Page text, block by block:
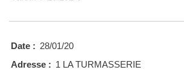
Date : 28/01/20
Adresse : 1 LA TURMASSERIE